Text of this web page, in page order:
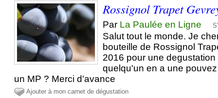
Rossignol Trapet
Par La Paulée en Ligne
Salut tout le monde. Je
bouteille de Rossignol
2016 pour une
quelqu'un en a une
un MP ? Merci d'avance
Ajouter à mon carnet de dégustation